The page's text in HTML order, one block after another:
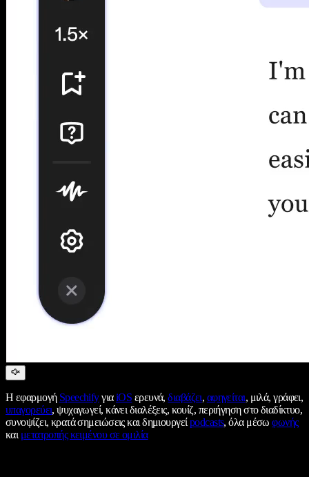
Η εφαρμογή SpeechifyγιαiOS ερευνά,διαβάζει, αφηγείται, μιλά, γράφει,
υπαγορεύει, ψυχαγωγεί, κάνει διαλέξεις, κουίζ, περιήγηση στο διαδίκτυο,
συνοψίζει, κρατά σημειώσεις και δημιουργείpodcasts, όλα μέσωφωνής
καιμετατροπής κειμένου σε ομιλία